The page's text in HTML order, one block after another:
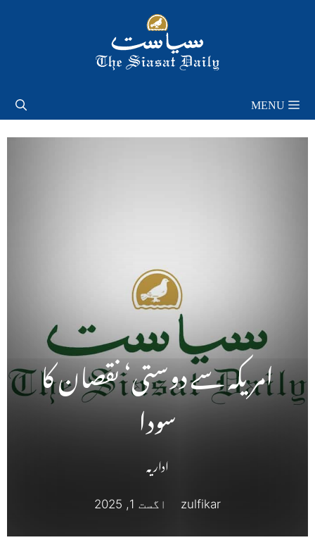
MENU
امریکہ سے دوستی‘ نقصان کا
سودا
اداریہ
zulfikar اگست 1, 2025